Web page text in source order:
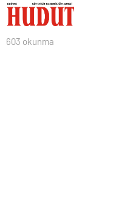
603 okunma